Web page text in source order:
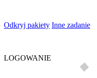
Odkryj pakiety Inne zadanie
LOGOWANIE